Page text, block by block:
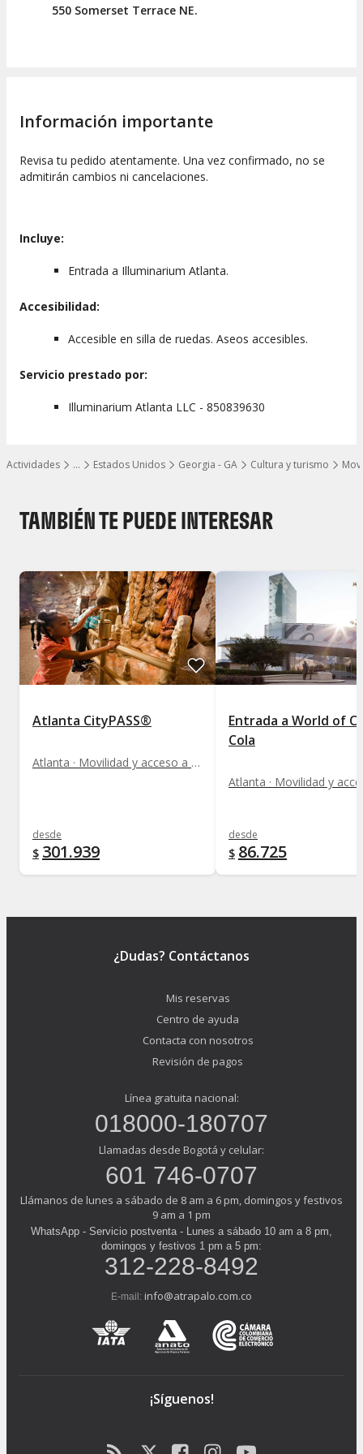
…
Mostrar todos los niveles
Actividades Estados Unidos Georgia - GA Cultura y turismo
20:00 horas.
```
550 Somerset Terrace NE.
Información importante
Revisa tu pedido atentamente. Una vez confirmado, no se
admitirán cambios ni cancelaciones.
Incluye:
Entrada a Illuminarium Atlanta.
Accesibilidad:
Accesible en silla de ruedas. Aseos accesibles.
Servicio prestado por:
Illuminarium Atlanta LLC - 850839630
TAMBIÉN TE PUEDE INTERESAR
Atlanta CityPASS®
Atlanta · Movilidad y acceso a monumentos
desde
$ 301.939
Entrada a World of
Cola
desde
$ 86.725
¿Dudas? Contáctanos
Mis reservas
Centro de ayuda
Contacta con nosotros
Revisión de pagos
Línea gratuita nacional:
018000-180707
Llamadas desde Bogotá y celular:
601 746-0707
Llámanos de lunes a sábado de 8 am a 6 pm, domingos y festivos
9 am a 1 pm
WhatsApp - Servicio postventa - Lunes a sábado 10 am a 8 pm,
domingos y festivos 1 pm a 5 pm:
312-228-8492
E-mail: info@atrapalo.com.co
¡Síguenos!